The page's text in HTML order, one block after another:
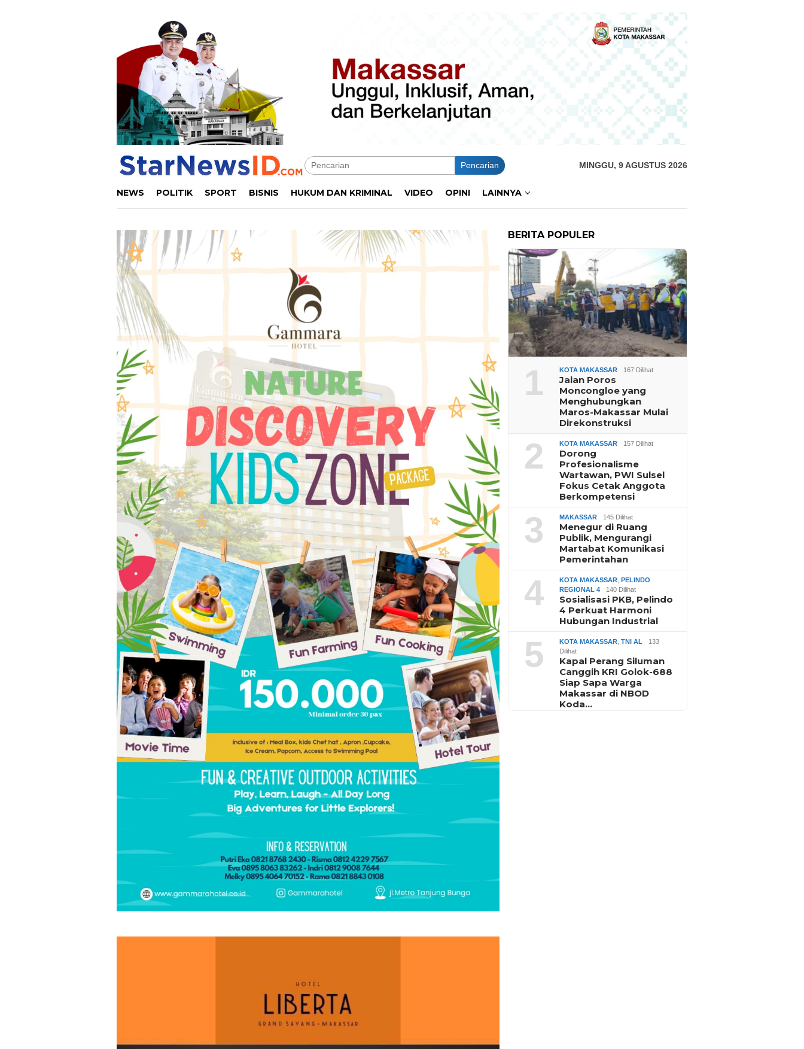
Pencarian MINGGU, 9 AGUSTUS 2026
NEWS POLITIK SPORT BISNIS HUKUM DAN KRIMINAL VIDEO OPINI LAINNYA
BERITA POPULER
1 KOTA MAKASSAR 167 Dilihat
Jalan Poros
Moncongloe yang
Menghubungkan
Maros-Makassar Mulai
Direkonstruksi
2 KOTA MAKASSAR 157 Dilihat
Dorong
Profesionalisme
Wartawan, PWI Sulsel
Fokus Cetak Anggota
Berkompetensi
3 MAKASSAR 145 Dilihat
Menegur di Ruang
Publik, Mengurangi
Martabat Komunikasi
Pemerintahan
4 KOTA MAKASSAR ,PELINDO
REGIONAL 4
140 Dilihat
Sosialisasi PKB, Pelindo
4 Perkuat Harmoni
Hubungan Industrial
5 KOTA MAKASSAR ,TNI AL
133
Dilihat
Kapal Perang Siluman
Canggih KRI Golok-688
Siap Sapa Warga
Makassar di NBOD
Koda…